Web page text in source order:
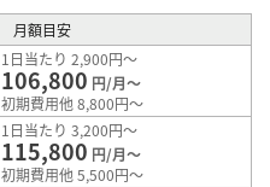
月額目安
1日当たり 2,900円～
106,800 円/月～
初期費用他 8,800円～
1日当たり 3,200円～
115,800 円/月～
初期費用他 5,500円～